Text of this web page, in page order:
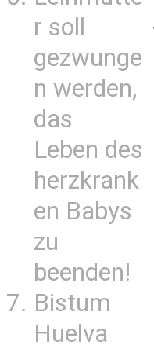
r soll
gezwunge
n werden,
das
Leben des
herzkrank
en Babys
zu
beenden!
Bistum
Huelva